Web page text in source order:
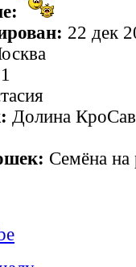
22 дек
1
Долина
Семёна на